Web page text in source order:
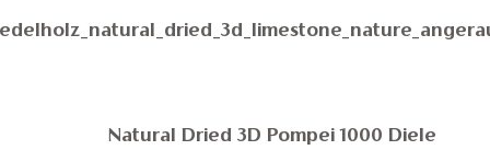
Natural Dried 3D Pompei 1000 Diele